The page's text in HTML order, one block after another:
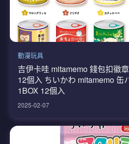
動漫玩具
吉伊卡哇 mitamemo 錢包扣徽
12個入 ちいかわ mitamemo 缶
1BOX 12個入
2025-02-07